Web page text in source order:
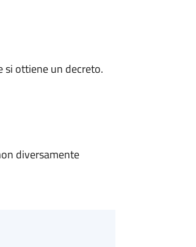
ottiene un decreto.
diversamente